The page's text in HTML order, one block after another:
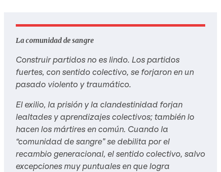
La comunidad de sangre
Construir partidos no es lindo. Los partidos
fuertes, con sentido colectivo, se forjaron en un
pasado violento y traumático.
El exilio, la prisión y la clandestinidad forjan
lealtades y aprendizajes colectivos; también lo
hacen los mártires en común. Cuando la
“comunidad de sangre” se debilita por el
recambio generacional, el sentido colectivo, salvo
excepciones muy puntuales en que logra